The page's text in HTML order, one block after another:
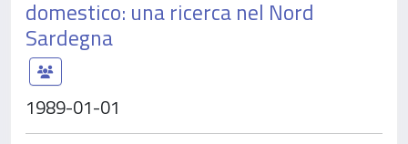
domestico: una ricerca nel Nord
Sardegna
1989-01-01